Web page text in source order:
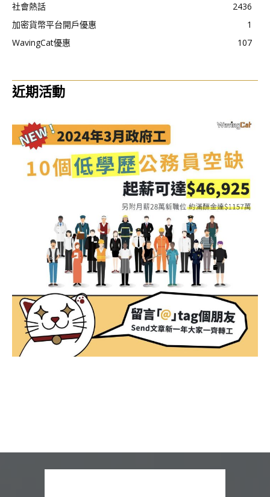
社會熱話
2436
加密貨幣平台開戶優惠
1
WavingCat優惠
107
近期活動